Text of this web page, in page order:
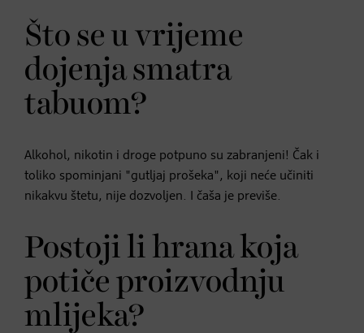
Što se u vrijeme
dojenja smatra
tabuom?
Alkohol, nikotin i droge potpuno su zabranjeni! Čak i
toliko spominjani "gutljaj prošeka", koji neće učiniti
nikakvu štetu, nije dozvoljen. I čaša je previše.
Postoji li hrana koja
potiče proizvodnju
mlijeka?